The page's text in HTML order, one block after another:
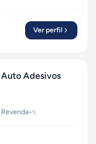
Ver perfil
Adesivos
Revenda+5